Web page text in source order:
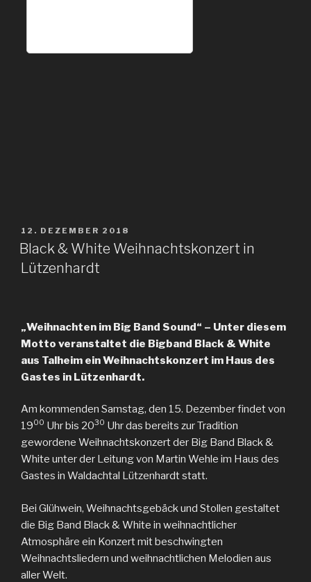
VERÖFFENTLICHT
AM
12. DEZEMBER 2018
Black & White Weihnachtskonzert in
Lützenhardt
„Weihnachten im Big Band Sound“ – Unter diesem
Motto veranstaltet die Bigband Black & White
aus Talheim ein Weihnachtskonzert im Haus des
Gastes in Lützenhardt.
Am kommenden Samstag, den 15. Dezember findet von
1900 Uhr bis 2030 Uhr das bereits zur Tradition
gewordene Weihnachtskonzert der Big Band Black &
White unter der Leitung von Martin Wehle im Haus des
Gastes in Waldachtal Lützenhardt statt.
Bei Glühwein, Weihnachtsgebäck und Stollen gestaltet
die Big Band Black & White in weihnachtlicher
Atmosphäre ein Konzert mit beschwingten
Weihnachtsliedern und weihnachtlichen Melodien aus
aller Welt.